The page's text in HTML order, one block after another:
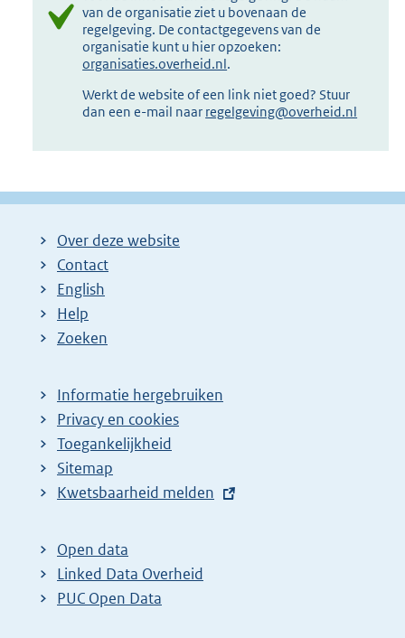
van de organisatie ziet u bovenaan de
regelgeving. De contactgegevens van de
organisatie kunt u hier opzoeken:
organisaties.overheid.nl.
Werkt de website of een link niet goed? Stuur
dan een e-mail naar regelgeving@overheid.nl
Over deze website
Contact
English
Help
Zoeken
Informatie hergebruiken
Privacy en cookies
Toegankelijkheid
Sitemap
E
t
e
r
Kwetsbaarheid melden
Open data
Linked Data Overheid
PUC Open Data